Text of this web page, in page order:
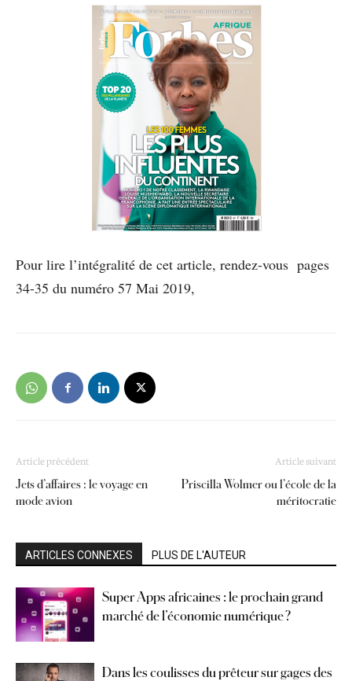
Pour lire l’intégralité de cet article, rendez-vous pages
34-35 du numéro 57 Mai 2019,
Article précédent
Jets d’affaires : le voyage en
mode avion
Article suivant
Priscilla Wolmer ou l’école de la
méritocratie
ARTICLES CONNEXES PLUS DE L'AUTEUR
Super Apps africaines : le prochain grand
marché de l’économie numérique ?
Dans les coulisses du prêteur sur gages des